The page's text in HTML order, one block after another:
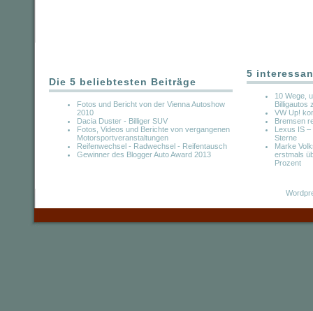
Die 5 beliebtesten Beiträge
Fotos und Bericht von der Vienna Autoshow
2010
Dacia Duster - Billiger SUV
Fotos, Videos und Berichte von vergangenen
Motorsportveranstaltungen
Reifenwechsel - Radwechsel - Reifentausch
Gewinner des Blogger Auto Award 2013
5
10 Wege,
Billigautos
VW Up!
Bremsen
Lexus IS –
Sterne
Marke
erstmals
Prozent